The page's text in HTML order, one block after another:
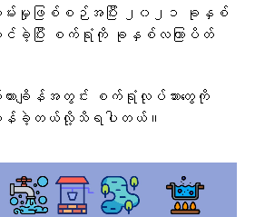
မ်းမှုဖြစ်စဉ်အပြီး ၂၀၂၁ ခုနှစ်
င်ခဲ့ပြီး စက်ရုံကို ခုနှစ်လကြာပိတ်
းချိန်အတွင်း စက်ရုံလုပ်သားတွေကို
င်းဆန်ခဲ့တယ်လို့သိရပါတယ်။